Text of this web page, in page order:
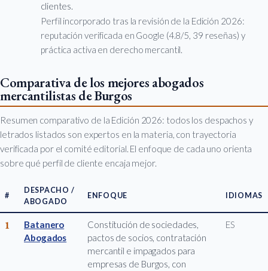
clientes.
Perfil incorporado tras la revisión de la Edición 2026:
reputación verificada en Google (4.8/5, 39 reseñas) y
práctica activa en derecho mercantil.
Comparativa de los mejores abogados
mercantilistas de Burgos
Resumen comparativo de la Edición 2026: todos los despachos y
letrados listados son expertos en la materia, con trayectoria
verificada por el comité editorial. El enfoque de cada uno orienta
sobre qué perfil de cliente encaja mejor.
#
DESPACHO /
ABOGADO
ENFOQUE IDIOMAS
1
Batanero
Abogados
Constitución de sociedades,
pactos de socios, contratación
mercantil e impagados para
empresas de Burgos, con
ES